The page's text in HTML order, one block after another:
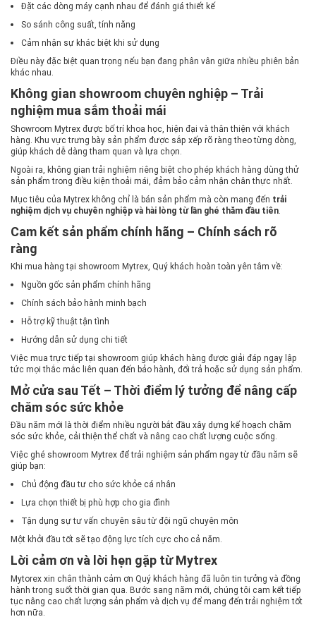
Đặt các dòng máy cạnh nhau để đánh giá thiết kế
So sánh công suất, tính năng
Cảm nhận sự khác biệt khi sử dụng
Điều này đặc biệt quan trọng nếu bạn đang phân vân giữa nhiều phiên bản
khác nhau.
Không gian showroom chuyên nghiệp – Trải
nghiệm mua sắm thoải mái
Showroom Mytrex được bố trí khoa học, hiện đại và thân thiện với khách
hàng. Khu vực trưng bày sản phẩm được sắp xếp rõ ràng theo từng dòng,
giúp khách dễ dàng tham quan và lựa chọn.
Ngoài ra, không gian trải nghiệm riêng biệt cho phép khách hàng dùng thử
sản phẩm trong điều kiện thoải mái, đảm bảo cảm nhận chân thực nhất.
Mục tiêu của Mytrex không chỉ là bán sản phẩm mà còn mang đến trải
nghiệm dịch vụ chuyên nghiệp và hài lòng từ lần ghé thăm đầu tiên
Cam kết sản phẩm chính hãng – Chính sách rõ
ràng
Khi mua hàng tại showroom Mytrex, Quý khách hoàn toàn yên tâm về:
Nguồn gốc sản phẩm chính hãng
Chính sách bảo hành minh bạch
Hỗ trợ kỹ thuật tận tình
Hướng dẫn sử dụng chi tiết
Việc mua trực tiếp tại showroom giúp khách hàng được giải đáp ngay lập
tức mọi thắc mắc liên quan đến bảo hành, đổi trả hoặc sử dụng sản phẩm.
Mở cửa sau Tết – Thời điểm lý tưởng để nâng cấp
chăm sóc sức khỏe
Đầu năm mới là thời điểm nhiều người bắt đầu xây dựng kế hoạch chăm
sóc sức khỏe, cải thiện thể chất và nâng cao chất lượng cuộc sống.
Việc ghé showroom Mytrex để trải nghiệm sản phẩm ngay từ đầu năm sẽ
giúp bạn:
Chủ động đầu tư cho sức khỏe cá nhân
Lựa chọn thiết bị phù hợp cho gia đình
Tận dụng sự tư vấn chuyên sâu từ đội ngũ chuyên môn
Một khởi đầu tốt sẽ tạo động lực tích cực cho cả năm.
Lời cảm ơn và lời hẹn gặp từ Mytrex
Mytorex xin chân thành cảm ơn Quý khách hàng đã luôn tin tưởng và đồng
hành trong suốt thời gian qua. Bước sang năm mới, chúng tôi cam kết tiếp
tục nâng cao chất lượng sản phẩm và dịch vụ để mang đến trải nghiệm tốt
hơn nữa.